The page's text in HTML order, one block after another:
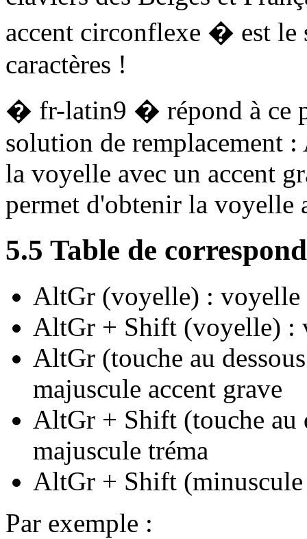
accent circonflexe � est le
caractères !
� fr-latin9 � répond à ce
solution de remplacement
la voyelle avec un accent
permet d'obtenir la voyelle
5.5 Table de
AltGr (voyelle) : voyelle
AltGr + Shift (voyelle) :
AltGr (touche au
majuscule accent grave
AltGr + Shift (touche au
majuscule tréma
AltGr + Shift (minuscule
Par exemple :